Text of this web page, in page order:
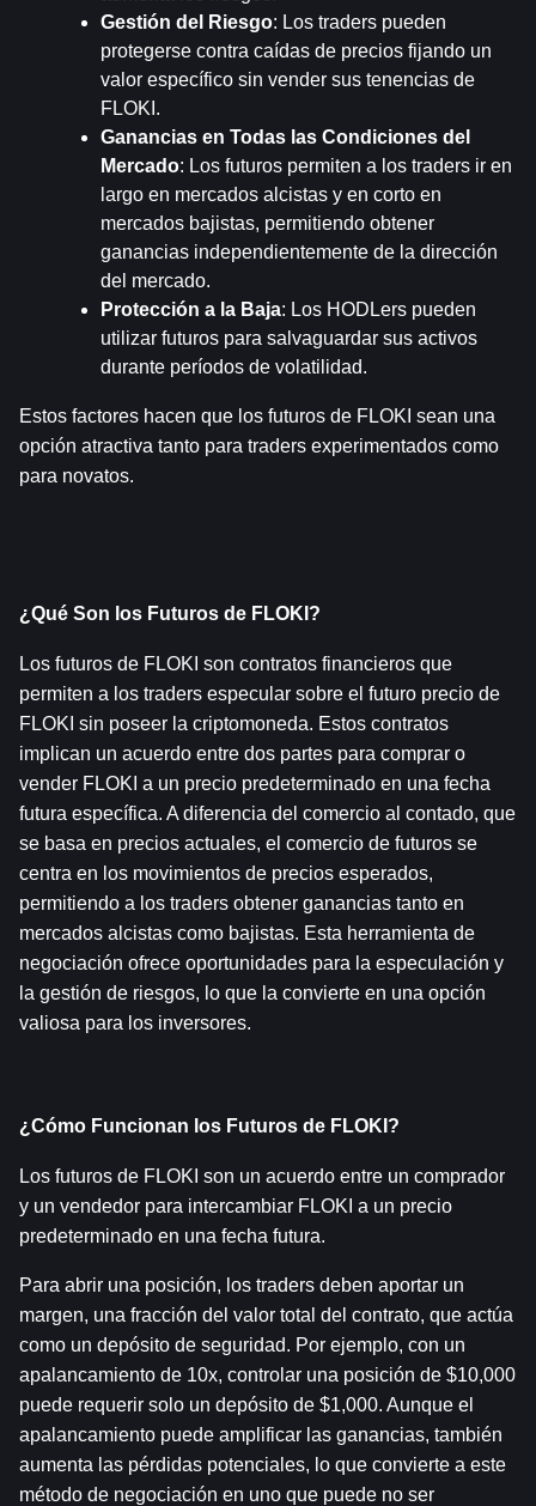
Gestión del Riesgo: Los traders pueden
protegerse contra caídas de precios fijando un
valor específico sin vender sus tenencias de
FLOKI.
Ganancias en Todas las Condiciones del
Mercado: Los futuros permiten a los traders ir en
largo en mercados alcistas y en corto en
mercados bajistas, permitiendo obtener
ganancias independientemente de la dirección
del mercado.
Protección a la Baja: Los HODLers pueden
utilizar futuros para salvaguardar sus activos
durante períodos de volatilidad.
Estos factores hacen que los futuros de FLOKI sean una
opción atractiva tanto para traders experimentados como
para novatos.
¿Qué Son los Futuros de FLOKI?
Los futuros de FLOKI son contratos financieros que
permiten a los traders especular sobre el futuro precio de
FLOKI sin poseer la criptomoneda. Estos contratos
implican un acuerdo entre dos partes para comprar o
vender FLOKI a un precio predeterminado en una fecha
futura específica. A diferencia del comercio al contado, que
se basa en precios actuales, el comercio de futuros se
centra en los movimientos de precios esperados,
permitiendo a los traders obtener ganancias tanto en
mercados alcistas como bajistas. Esta herramienta de
negociación ofrece oportunidades para la especulación y
la gestión de riesgos, lo que la convierte en una opción
valiosa para los inversores.
¿Cómo Funcionan los Futuros de FLOKI?
Los futuros de FLOKI son un acuerdo entre un comprador
y un vendedor para intercambiar FLOKI a un precio
predeterminado en una fecha futura.
Para abrir una posición, los traders deben aportar un
margen, una fracción del valor total del contrato, que actúa
como un depósito de seguridad. Por ejemplo, con un
apalancamiento de 10x, controlar una posición de $10,000
puede requerir solo un depósito de $1,000. Aunque el
apalancamiento puede amplificar las ganancias, también
aumenta las pérdidas potenciales, lo que convierte a este
método de negociación en uno que puede no ser